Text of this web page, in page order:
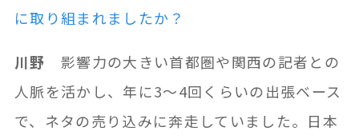
に取り組まれましたか？
川野 影響力の大きい首都圏や関西の記者との
人脈を活かし、年に3～4回くらいの出張ベース
で、ネタの売り込みに奔走していました。日本